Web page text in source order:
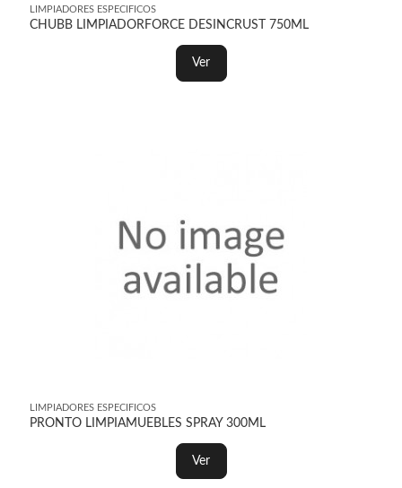
LIMPIADORES ESPECIFICOS
CHUBB LIMPIADORFORCE DESINCRUST 750ML
Ver
LIMPIADORES ESPECIFICOS
PRONTO LIMPIAMUEBLES SPRAY 300ML
Ver